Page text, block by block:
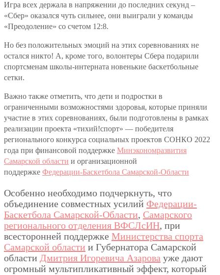
Игра всех держала в напряжении до последних секунд –
«Сбер» оказался чуть сильнее, они выиграли у команды
«Преодоление» со счетом 12:8.
Но без положительных эмоций на этих соревнованиях не
остался никто! А, кроме того, волонтеры Сбера подарили
спортсменам школы-интерната новенькие баскетбольные
сетки.
Важно также отметить, что дети и подростки в
ограниченными возможностями здоровья, которые приняли
участие в этих соревнованиях, были подготовлены в рамках
реализации проекта «тихий!спорт» — победителя
регионального конкурса социальных проектов СОНКО 2022
года при финансовой поддержке Минэкономразвития
Самарской области и организационной
поддержке Федерации-Баскетбола Самарской-Области
Особенно необходимо подчеркнуть, что
объединение совместных усилий Федерации-
Баскетбола Самарской-Области, Самарского
регионального отделения ВФСЛсИН, при
всесторонней поддержке Министерства спорта
Самарской области и Губернатора Самарской
области Дмитрия Игоревича Азарова уже дают
огромный мультипликативный эффект, который